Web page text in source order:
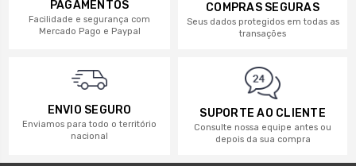
PAGAMENTOS
Facilidade e segurança com
Mercado Pago e Paypal
COMPRAS SEGURAS
Seus dados protegidos em todas as
transações
ENVIO SEGURO
Enviamos para todo o território
nacional
SUPORTE AO CLIENTE
Consulte nossa equipe antes ou
depois da sua compra